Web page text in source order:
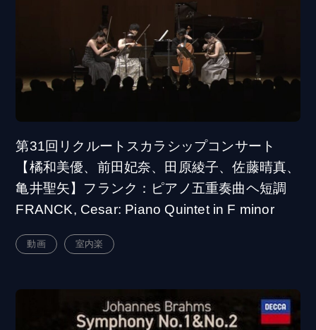
第31回リクルートスカラシップコンサート
【橘和美優、前田妃奈、田原綾子、佐藤晴真、
亀井聖矢】フランク：ピアノ五重奏曲ヘ短調
FRANCK, Cesar: Piano Quintet in F minor
動画 室内楽